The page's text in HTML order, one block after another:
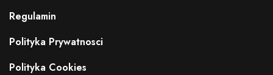
Regulamin
Polityka Prywatnosci
Polityka Cookies